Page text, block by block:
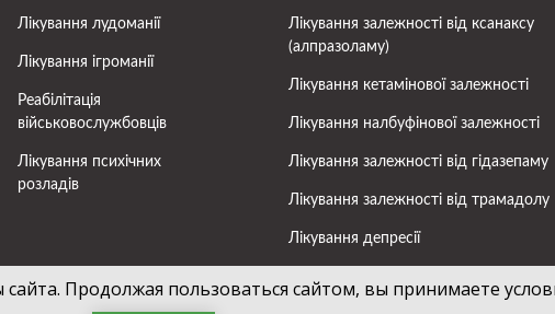
Лікування лудоманії
Лікування ігроманії
Реабілітація
військовослужбовців
Лікування психічних
розладів
Лікування залежності від ксанаксу
(алпразоламу)
Лікування кетамінової залежності
Лікування налбуфінової залежності
Лікування залежності від гідазепаму
Лікування залежності від трамадолу
Лікування депресії
Продолжая пользоваться сайтом, вы принимаете